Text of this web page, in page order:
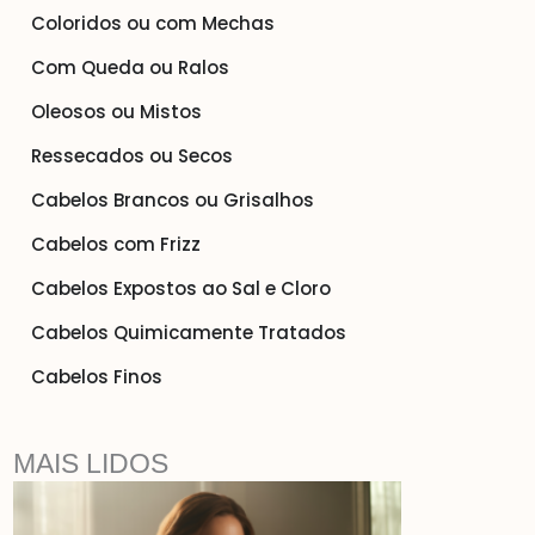
Coloridos ou com Mechas
Com Queda ou Ralos
Oleosos ou Mistos
Ressecados ou Secos
Cabelos Brancos ou Grisalhos
Cabelos com Frizz
Cabelos Expostos ao Sal e Cloro
Cabelos Quimicamente Tratados
Cabelos Finos
MAIS LIDOS